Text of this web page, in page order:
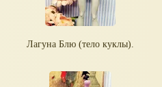
Лагуна Блю (тело куклы).